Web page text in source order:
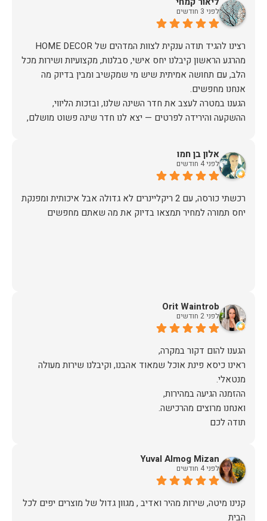
לפני 3 חודשים
מהרגע הראשון קיבלנו יחס אישי, סבלנות, מקצועיות ושירות מכל
הלב, עם תחושה אמיתית שיש מי שמקשיב ומבין בדיוק מה
הגענו במטרה לעצב את חדר השינה שלנו, ובזכות הליווי,
ההשקעה והירידה לפרטים — יצא לנו חדר שינה פשוט מושלם,
האיכות ברמה גבוהה, העיצוב מהמם, וכל התהליך היה נעים,
אין ספק שעשינו את הבחירה הנכונה. ממליצים מכל הלב לכל מי
אלון בן חמו
לפני 4 חודשים
יחס תמורה למחיר תמצאו בדיוק את מה שאתם מחפשים
Orit Waintrob
לפני 2 חודשים
ראינו כיסא פינת אוכל שמאוד אהבנו, וקיבלנו שירות מעולה
תודה לכם
Yuval Almog Mizan
לפני 4 חודשים
קנינו מיטה, שירות מהיר ואדיב , מגוון גדול של מוצרים יפים לכל
הבית